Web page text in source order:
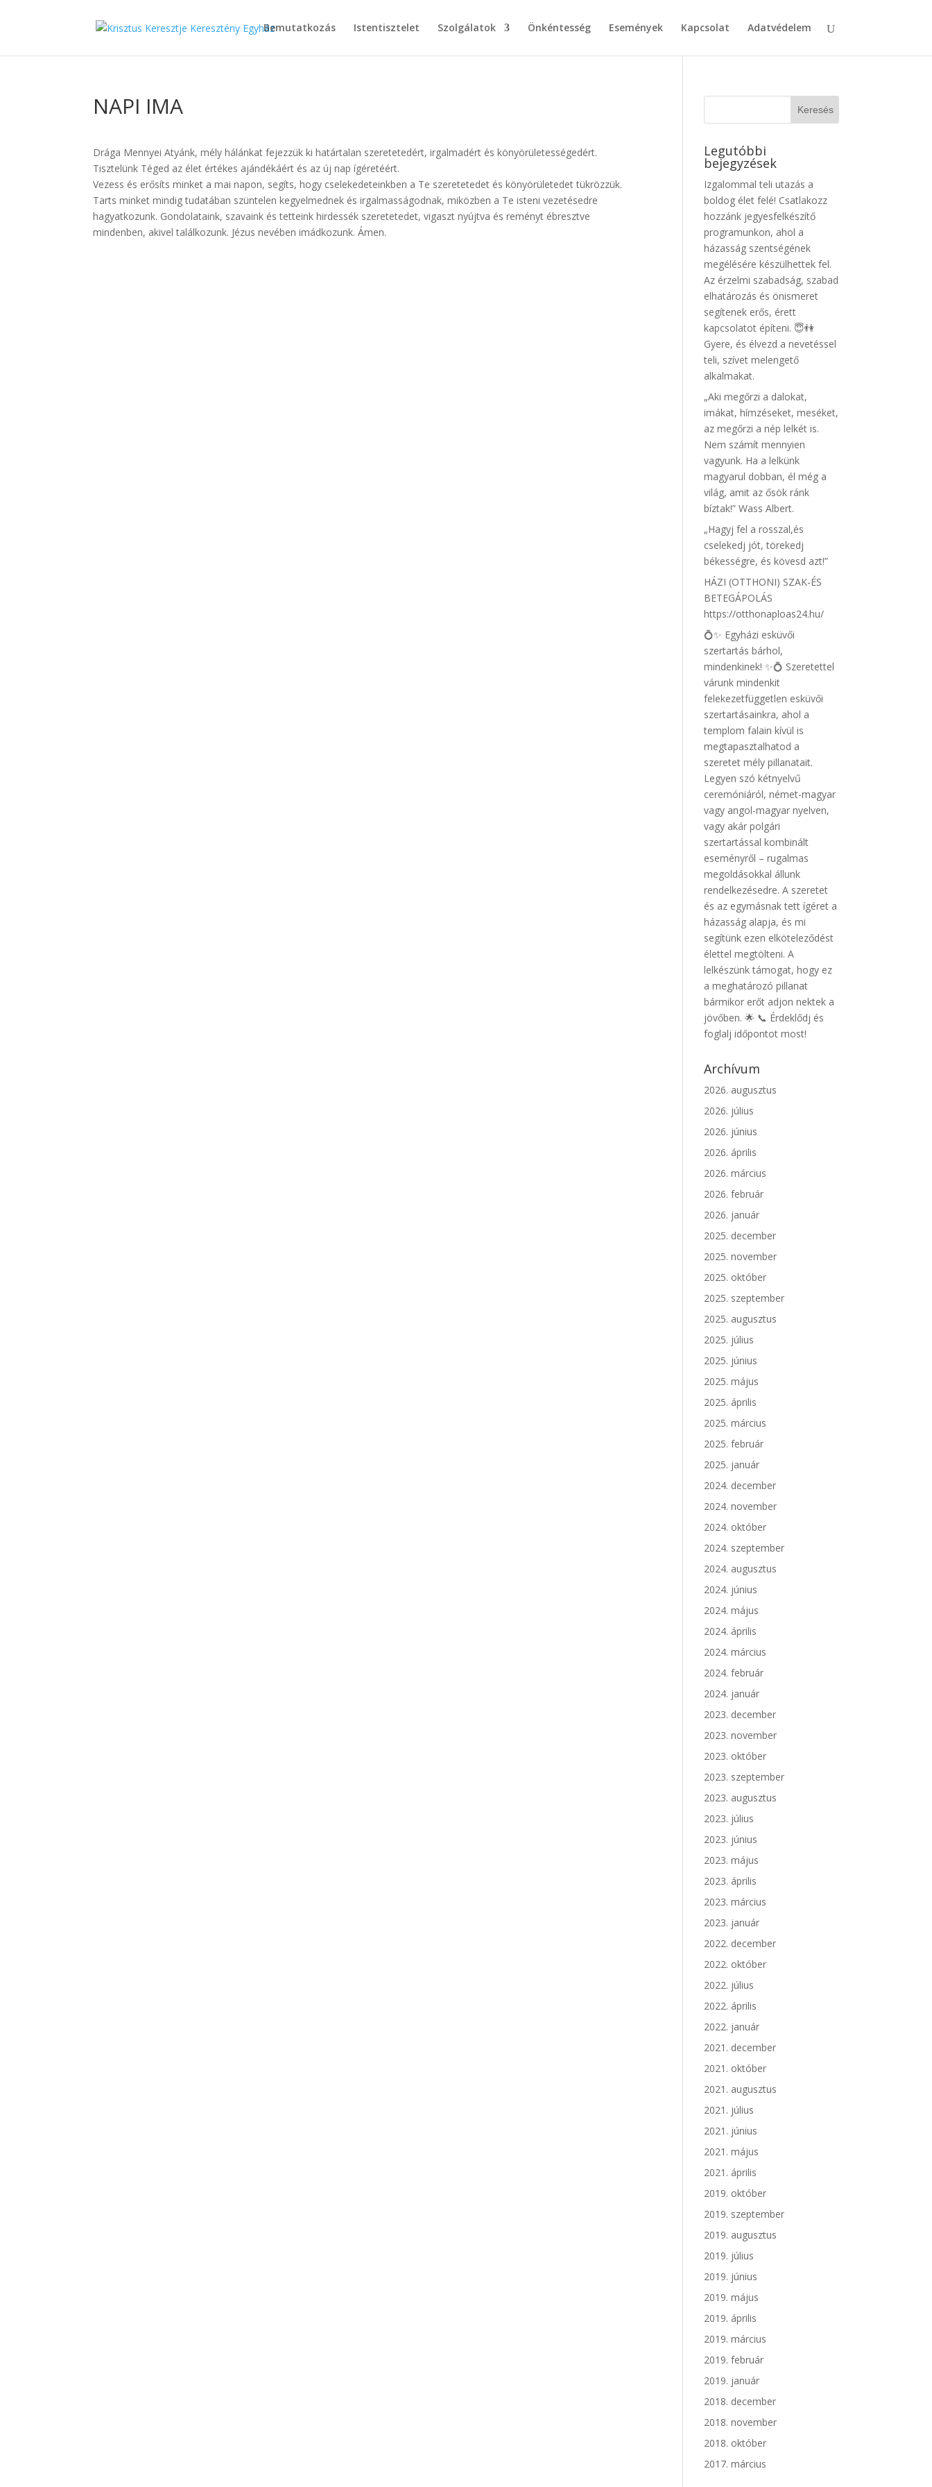
Bemutatkozás Istentisztelet Szolgálatok Önkéntesség Események Kapcsolat Adatvédelem
NAPI IMA
Drága Mennyei Atyánk, mély hálánkat fejezzük ki határtalan szeretetedért, irgalmadért és könyörületességedért.
Tisztelünk Téged az élet értékes ajándékáért és az új nap ígéretéért.
Vezess és erősíts minket a mai napon, segíts, hogy cselekedeteinkben a Te szeretetedet és könyörületedet tükrözzük.
Tarts minket mindig tudatában szüntelen kegyelmednek és irgalmasságodnak, miközben a Te isteni vezetésedre
hagyatkozunk. Gondolataink, szavaink és tetteink hirdessék szeretetedet, vigaszt nyújtva és reményt ébresztve
mindenben, akivel találkozunk. Jézus nevében imádkozunk. Ámen.
Legutóbbi
bejegyzések
Izgalommal teli utazás a
boldog élet felé! Csatlakozz
hozzánk jegyesfelkészítő
programunkon, ahol a
házasság szentségének
megélésére készülhettek fel.
Az érzelmi szabadság, szabad
elhatározás és önismeret
segítenek erős, érett
kapcsolatot építeni. 😇👫
Gyere, és élvezd a nevetéssel
teli, szívet melengető
alkalmakat.
„Aki megőrzi a dalokat,
imákat, hímzéseket, meséket,
az megőrzi a nép lelkét is.
Nem számít mennyien
vagyunk. Ha a lelkünk
magyarul dobban, él még a
világ, amit az ősök ránk
bíztak!” Wass Albert.
„Hagyj fel a rosszal,és
cselekedj jót, törekedj
békességre, és kövesd azt!”
HÁZI (OTTHONI) SZAK-ÉS
BETEGÁPOLÁS
https://otthonaploas24.hu/
💍✨ Egyházi esküvői
szertartás bárhol,
mindenkinek! ✨💍 Szeretettel
várunk mindenkit
felekezetfüggetlen esküvői
szertartásainkra, ahol a
templom falain kívül is
megtapasztalhatod a
szeretet mély pillanatait.
Legyen szó kétnyelvű
ceremóniáról, német-magyar
vagy angol-magyar nyelven,
vagy akár polgári
szertartással kombinált
eseményről – rugalmas
megoldásokkal állunk
rendelkezésedre. A szeretet
és az egymásnak tett ígéret a
házasság alapja, és mi
segítünk ezen elköteleződést
élettel megtölteni. A
lelkészünk támogat, hogy ez
a meghatározó pillanat
bármikor erőt adjon nektek a
jövőben. 🌟 📞 Érdeklődj és
foglalj időpontot most!
Archívum
2026. augusztus
2026. július
2026. június
2026. április
2026. március
2026. február
2026. január
2025. december
2025. november
2025. október
2025. szeptember
2025. augusztus
2025. július
2025. június
2025. május
2025. április
2025. március
2025. február
2025. január
2024. december
2024. november
2024. október
2024. szeptember
2024. augusztus
2024. június
2024. május
2024. április
2024. március
2024. február
2024. január
2023. december
2023. november
2023. október
2023. szeptember
2023. augusztus
2023. július
2023. június
2023. május
2023. április
2023. március
2023. január
2022. december
2022. október
2022. július
2022. április
2022. január
2021. december
2021. október
2021. augusztus
2021. július
2021. június
2021. május
2021. április
2019. október
2019. szeptember
2019. augusztus
2019. július
2019. június
2019. május
2019. április
2019. március
2019. február
2019. január
2018. december
2018. november
2018. október
2017. március